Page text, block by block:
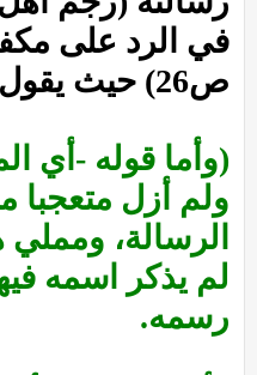
في الرد على
ص26) حيث يقول:
(وأما قوله -أي
ولم أزل متعجبا
الرسالة،
لم يذكر اسمه
رسمه.